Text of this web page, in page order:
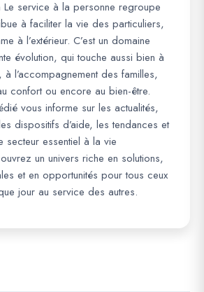
Le service à la personne regroupe
à faciliter la vie des particuliers,
à l’extérieur. C’est un domaine
évolution, qui touche aussi bien à
à l’accompagnement des familles,
confort ou encore au bien-être.
vous informe sur les actualités,
dispositifs d’aide, les tendances et
secteur essentiel à la vie
un univers riche en solutions,
et en opportunités pour tous ceux
jour au service des autres.